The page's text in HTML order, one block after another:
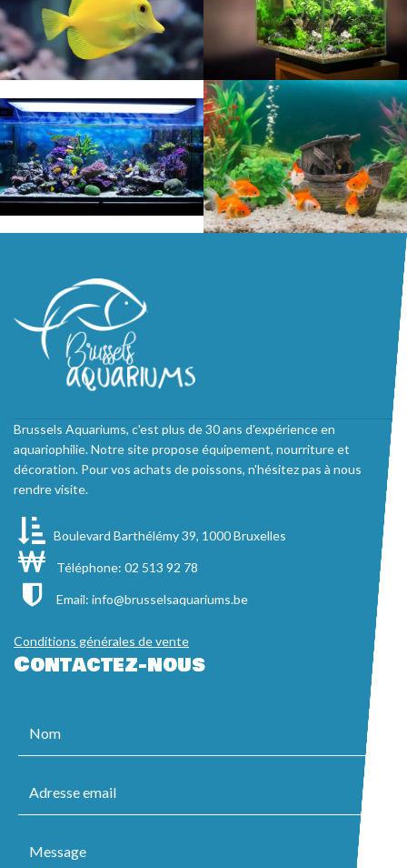
Brussels Aquariums, c'est plus de 30 ans d'expérience en
aquariophilie. Notre site propose équipement, nourriture et
décoration. Pour vos achats de poissons, n'hésitez pas à nous
rendre visite.
Boulevard Barthélémy 39, 1000 Bruxelles
Téléphone: 02 513 92 78
Email: info@brusselsaquariums.be
Conditions générales de vente
Contactez-nous